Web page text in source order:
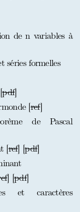
de n variables à
séries formelles
pdf]
[ref]
de Pascal
[ref] [pdf]
] [pdf]
et caractères